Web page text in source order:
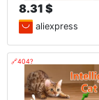
8.31 $
aliexpress
🔗404?